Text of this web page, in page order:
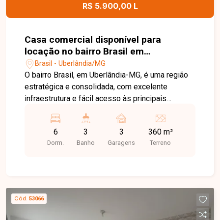
R$ 5.900,00 L
Casa comercial disponível para
locação no bairro Brasil em
Uberlândia-MG
Brasil - Uberlândia/MG
O bairro Brasil, em Uberlândia-MG, é uma região
estratégica e consolidada, com excelente
infraestrutura e fácil acesso às principais
com ampla oferta de comércios, bancos,
restaurantes, escolas e serviços, sendo uma
excelente localização para empresas e
04 salas de atendimento, banheiros masculino e
feminino, cozinha, área de serviço e espaço
gourmet com churrasqueira. Como diferencial, o
6
Dorm.
3
Banho
3
Garagens
360 m²
Terreno
Cód. 53066